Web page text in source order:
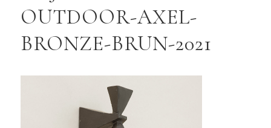
OUTDOOR-AXEL-
BRONZE-BRUN-2021